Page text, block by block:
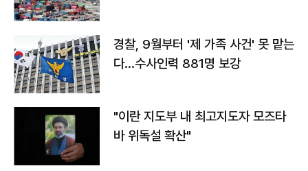
경찰, 9월부터 '제 가족 사건' 못 맡는
다…수사인력 881명 보강
"이란 지도부 내 최고지도자 모즈타
바 위독설 확산"